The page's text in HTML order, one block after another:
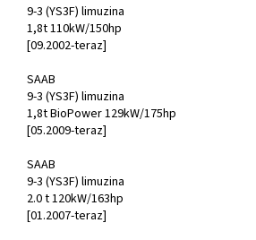
9-3 (YS3F) limuzina
1,8t 110kW/150hp
[09.2002-teraz]
SAAB
9-3 (YS3F) limuzina
1,8t BioPower 129kW/175hp
[05.2009-teraz]
SAAB
9-3 (YS3F) limuzina
2.0 t 120kW/163hp
[01.2007-teraz]